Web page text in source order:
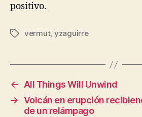
positivo.
Etiquetas
vermut, yzaguirre
←
All Things Will Unwind
→ Volcán en erupción
de un relámpago